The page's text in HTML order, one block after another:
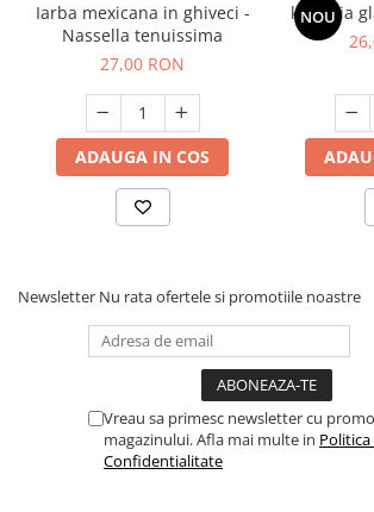
Iarba mexicana in ghiveci -
Nassella tenuissima
27,00 RON
ADAUGA IN COS
NOU
koeleria
Newsletter Nu rata ofertele si promotiile noastre
Vreau sa primesc newsletter cu
magazinului. Afla mai multe in Politica
Confidentialitate